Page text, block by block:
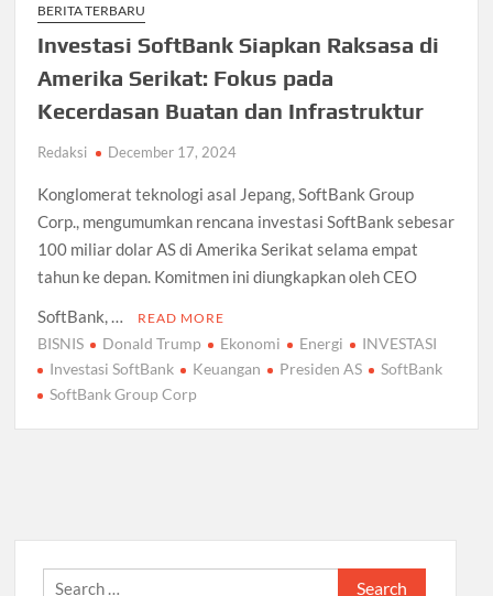
BERITA TERBARU
Investasi SoftBank Siapkan Raksasa di
Amerika Serikat: Fokus pada
Kecerdasan Buatan dan Infrastruktur
Redaksi December 17, 2024
Konglomerat teknologi asal Jepang, SoftBank Group
Corp., mengumumkan rencana investasi SoftBank sebesar
100 miliar dolar AS di Amerika Serikat selama empat
tahun ke depan. Komitmen ini diungkapkan oleh CEO
SoftBank, …
READ MORE
BISNIS Donald Trump Ekonomi Energi
INVESTASI
Investasi SoftBank
Keuangan Presiden AS
SoftBank
SoftBank Group Corp
Search